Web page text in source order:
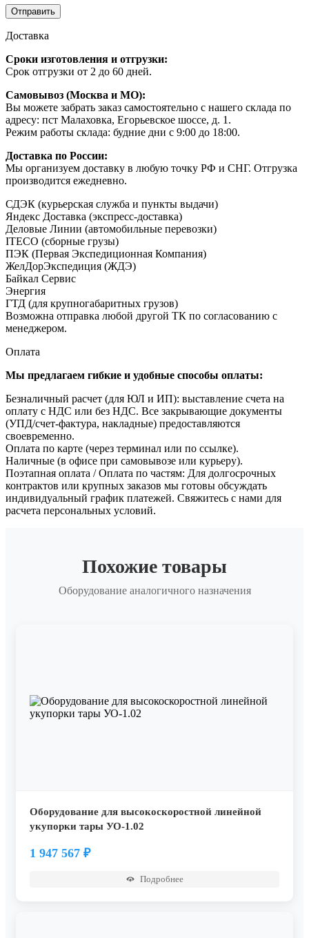
Доставка
Сроки изготовления и отгрузки:
Срок отгрузки от 2 до 60 дней.
Самовывоз (Москва и МО):
Вы можете забрать заказ самостоятельно с нашего склада по
адресу: пст Малаховка, Егорьевское шоссе, д. 1.
Режим работы склада: будние дни с 9:00 до 18:00.
Доставка по России:
Мы организуем доставку в любую точку РФ и СНГ. Отгрузка
производится ежедневно.
СДЭК (курьерская служба и пункты выдачи)
Яндекс Доставка (экспресс-доставка)
Деловые Линии (автомобильные перевозки)
ITECO (сборные грузы)
ПЭК (Первая Экспедиционная Компания)
ЖелДорЭкспедиция (ЖДЭ)
Байкал Сервис
Энергия
ГТД (для крупногабаритных грузов)
Возможна отправка любой другой ТК по согласованию с
менеджером.
Оплата
Мы предлагаем гибкие и удобные способы оплаты:
Безналичный расчет (для ЮЛ и ИП): выставление счета на
оплату с НДС или без НДС. Все закрывающие документы
(УПД/счет-фактура, накладные) предоставляются
своевременно.
Оплата по карте (через терминал или по ссылке).
Наличные (в офисе при самовывозе или курьеру).
Поэтапная оплата / Оплата по частям: Для долгосрочных
контрактов или крупных заказов мы готовы обсуждать
индивидуальный график платежей. Свяжитесь с нами для
расчета персональных условий.
Похожие товары
Оборудование аналогичного назначения
Оборудование для высокоскоростной линейной
укупорки тары УО-1.02
1 947 567 ₽
Подробнее